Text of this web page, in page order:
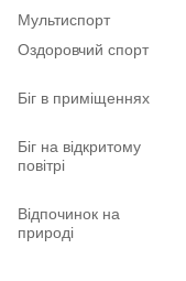
Мультиспорт
Оздоровчий спорт
Біг в приміщеннях
Біг на відкритому
повітрі
Відпочинок на
природі